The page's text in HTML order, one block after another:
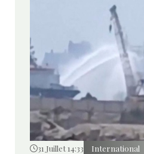
31 Juillet 14:33 International